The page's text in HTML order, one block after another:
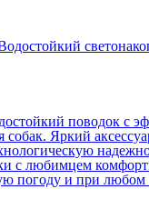
поводок с
собак. Яркий
с любимцем
погоду и при любом